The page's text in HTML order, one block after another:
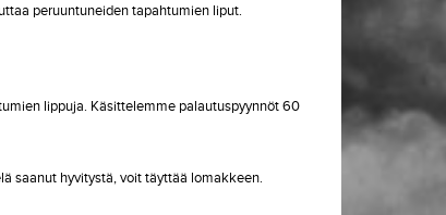
peruuntuneiden tapahtumien liput.
lippuja. Käsittelemme palautuspyynnöt 60
saanut hyvitystä, voit täyttää lomakkeen.